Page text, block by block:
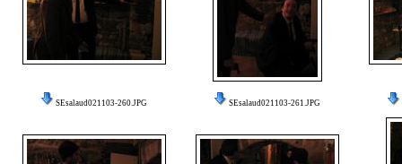
SEsalaud021103-260.JPG SEsalaud021103-261.JPG